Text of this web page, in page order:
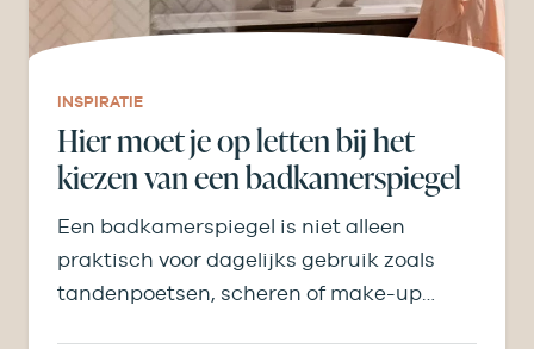
INSPIRATIE
Hier moet je op letten bij het
kiezen van een badkamerspiegel
Een badkamerspiegel is niet alleen
praktisch voor dagelijks gebruik zoals
tandenpoetsen, scheren of make-up